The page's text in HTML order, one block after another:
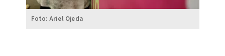
Foto: Ariel Ojeda